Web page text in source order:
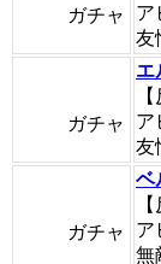
ガチャ
ア
友
ガチャ
エ
ア
友
ガチャ
ベ
ア
無